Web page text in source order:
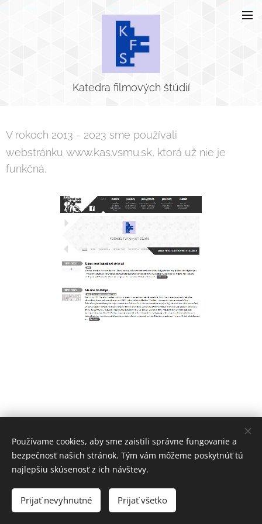
Katedra filmových štúdií
V rokoch 2013 - 2023 sme používali
webstránku www.kas.vsmu.sk, ktorá už nie je
funkčná.
Cookies
Používame cookies, aby sme zaistili správne fungovanie a
bezpečnosť našich stránok. Tým vám môžeme poskytnúť tú
najlepšiu skúsenosť z ich návštevy.
Prijať nevyhnutné Prijať všetko